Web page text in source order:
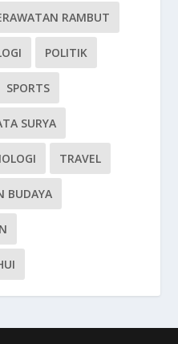
RAMBUT
POLITIK
SPORTS
SURYA
TRAVEL
BUDAYA